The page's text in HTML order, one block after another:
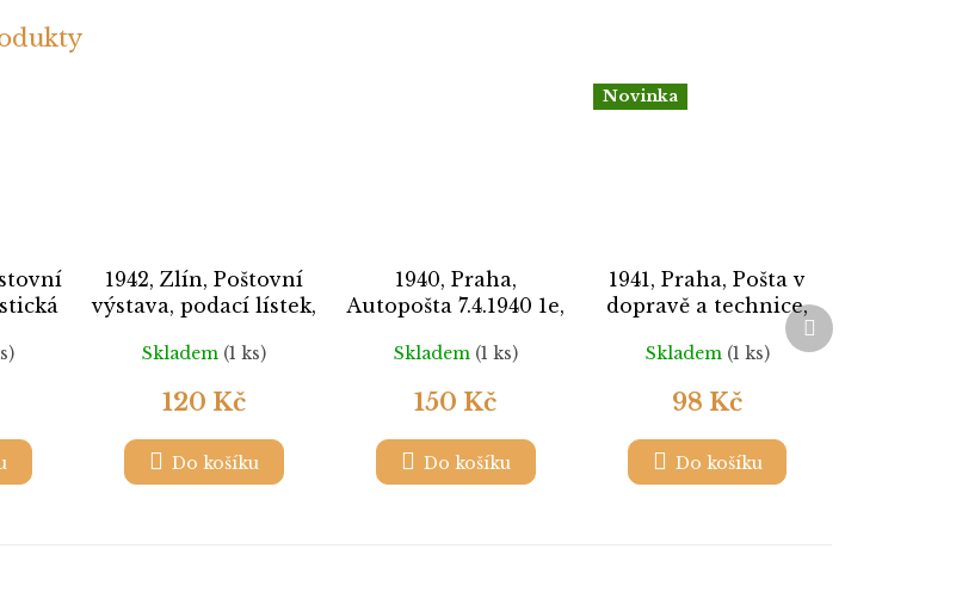
1942, Zlín, Poštovní
výstava, podací lístek,
Skladem (1 ks)
120 Kč
Do košíku
1940, Praha,
Autopošta 7.4.1940 1e,
vodorovný fald
Skladem (1 ks)
150 Kč
Do košíku
Novinka
1941, Praha, Pošta v
dopravě a technice,
obálka, neprošlé
Skladem (1 ks)
98 Kč
Do košíku
Další
produkt